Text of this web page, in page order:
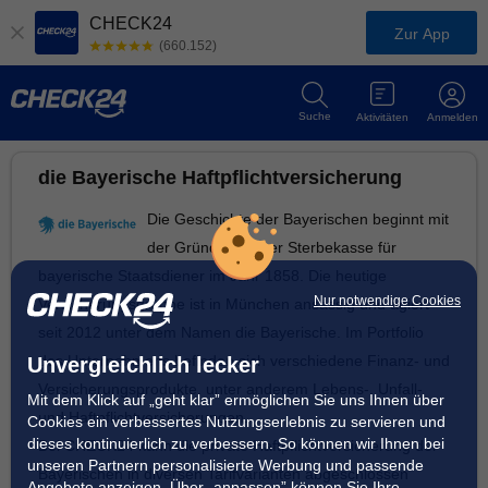
Nur notwendige Cookies
Unvergleichlich lecker
Mit dem Klick auf „geht klar” ermöglichen Sie uns Ihnen über
Cookies ein verbessertes Nutzungserlebnis zu servieren und
dieses kontinuierlich zu verbessern. So können wir Ihnen bei
unseren Partnern personalisierte Werbung und passende
CHECK24
(660.152)
Zur App
Anmelden
Aktivitäten
Suche
die Bayerische Haftpflichtversicherung
Die Geschichte der Bayerischen beginnt mit
der Gründung einer Sterbekasse für
bayerische Staatsdiener im Jahr 1858. Die heutige
Versicherungsgruppe ist in München ansässig und agiert
seit 2012 unter dem Namen die Bayerische. Im Portfolio
des Unternehmens befinden sich verschiedene Finanz- und
und Haftpflichtversicherungen.
Bei CHECK24 kann die private Haftpflichtversicherung der
Bayerischen in diversen Tarifvarianten abgeschlossen